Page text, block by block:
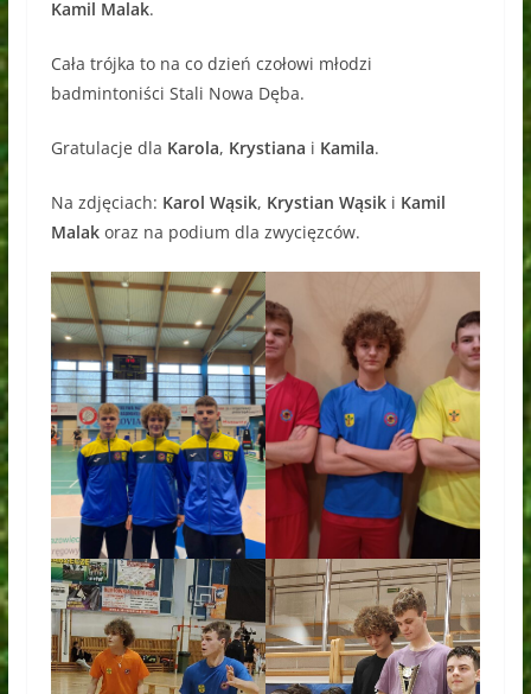
Kamil Malak.
Cała trójka to na co dzień czołowi młodzi
badmintoniści Stali Nowa Dęba.
Gratulacje dla Karola, Krystiana i Kamila.
Na zdjęciach: Karol Wąsik, Krystian Wąsiki Kamil
Malakoraz na podium dla zwycięzców.